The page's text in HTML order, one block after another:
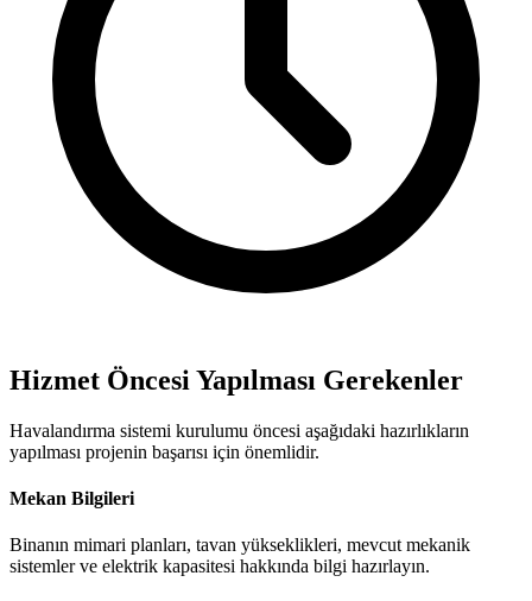
Hizmet Öncesi Yapılması Gerekenler
Havalandırma sistemi kurulumu öncesi aşağıdaki hazırlıkların
yapılması projenin başarısı için önemlidir.
Mekan Bilgileri
Binanın mimari planları, tavan yükseklikleri, mevcut mekanik
sistemler ve elektrik kapasitesi hakkında bilgi hazırlayın.